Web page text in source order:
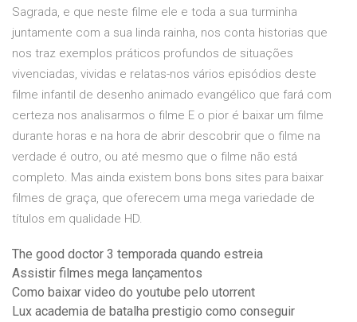
Sagrada, e que neste filme ele e toda a sua turminha
juntamente com a sua linda rainha, nos conta historias que
nos traz exemplos práticos profundos de situações
vivenciadas, vividas e relatas-nos vários episódios deste
filme infantil de desenho animado evangélico que fará com
certeza nos analisarmos o filme E o pior é baixar um filme
durante horas e na hora de abrir descobrir que o filme na
verdade é outro, ou até mesmo que o filme não está
completo. Mas ainda existem bons bons sites para baixar
filmes de graça, que oferecem uma mega variedade de
títulos em qualidade HD.
The good doctor 3 temporada quando estreia
Assistir filmes mega lançamentos
Como baixar video do youtube pelo utorrent
Lux academia de batalha prestigio como conseguir